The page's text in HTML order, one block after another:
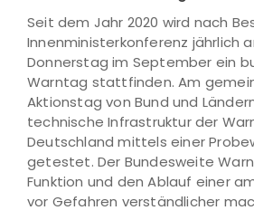
Seit dem Jahr 2020 wird nach
Innenministerkonferenz jährlich
Donnerstag im September ein
Warntag stattfinden. Am
Aktionstag von Bund und
technische Infrastruktur der
Deutschland mittels einer
getestet. Der Bundesweite
Funktion und den Ablauf einer
vor Gefahren verständlicher